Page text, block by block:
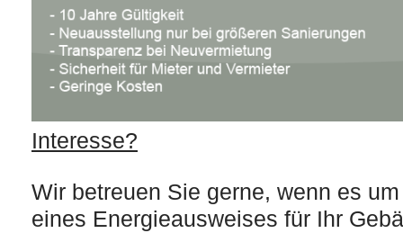
Interesse?
Wir betreuen Sie gerne, wenn es
eines Energieausweises für Ihr